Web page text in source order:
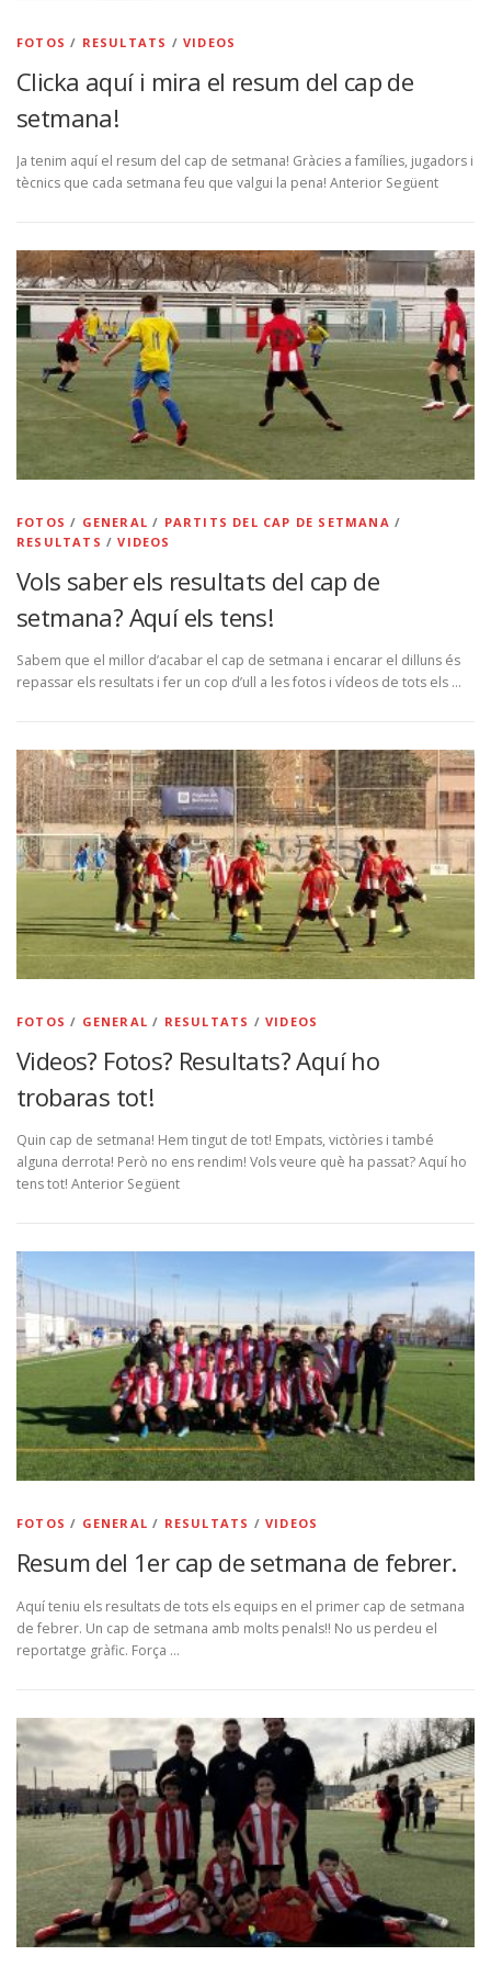
FOTOS / RESULTATS /VIDEOS
Clicka aquí i mira el resum del cap de
setmana!
Ja tenim aquí el resum del cap de setmana! Gràcies a famílies, jugadors i
tècnics que cada setmana feu que valgui la pena! Anterior Següent
FOTOS / GENERAL / PARTITS DEL CAP DE SETMANA /
RESULTATS /VIDEOS
Vols saber els resultats del cap de
setmana? Aquí els tens!
Sabem que el millor d’acabar el cap de setmana i encarar el dilluns és
repassar els resultats i fer un cop d’ull a les fotos i vídeos de tots els …
FOTOS / GENERAL / RESULTATS /VIDEOS
Videos? Fotos? Resultats? Aquí ho
trobaras tot!
Quin cap de setmana! Hem tingut de tot! Empats, victòries i també
alguna derrota! Però no ens rendim! Vols veure què ha passat? Aquí ho
tens tot! Anterior Següent
FOTOS / GENERAL / RESULTATS /VIDEOS
Resum del 1er cap de setmana de febrer.
Aquí teniu els resultats de tots els equips en el primer cap de setmana
de febrer. Un cap de setmana amb molts penals!! No us perdeu el
reportatge gràfic. Força …